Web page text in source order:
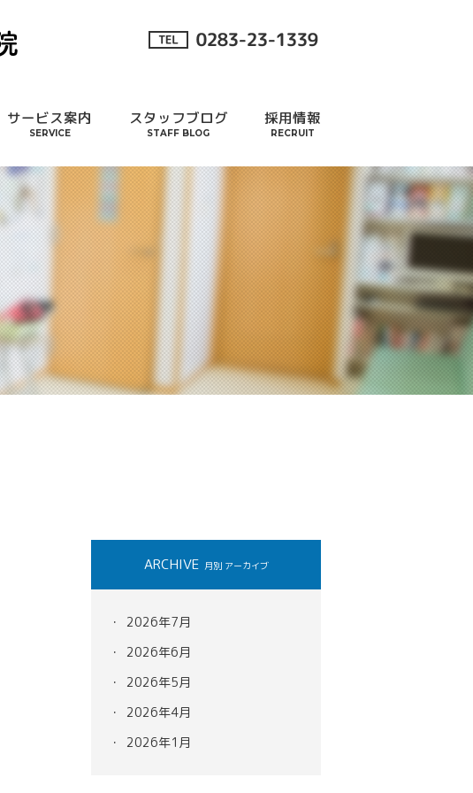
サービス案内
SERVICE
スタッフブログ
STAFF BLOG
採用情報
RECRUIT
ARCHIVE 月別 アーカイブ
2026年7月
2026年6月
2026年5月
2026年4月
2026年1月